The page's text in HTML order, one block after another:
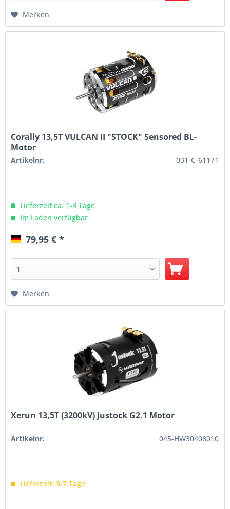
Merken
Corally 13,5T VULCAN II "STOCK" Sensored BL-
Motor
Artikelnr. 031-C-61171
Lieferzeit ca. 1-3 Tage
Im Laden verfügbar
79,95 € *
Merken
Xerun 13,5T (3200kV) Justock G2.1 Motor
Artikelnr. 045-HW30408010
Lieferzeit: 3-7 Tage